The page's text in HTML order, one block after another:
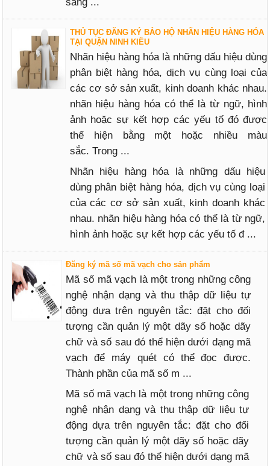
THỦ TỤC ĐĂNG KÝ BẢO HỘ NHÃN HIỆU HÀNG HÓA
TẠI QUẬN NINH KIỀU
Nhãn hiệu hàng hóa là những dấu hiệu dùng
phân biệt hàng hóa, dịch vụ cùng loại của
các cơ sở sản xuất, kinh doanh khác nhau.
nhãn hiệu hàng hóa có thể là từ ngữ, hình
ảnh hoặc sự kết hợp các yếu tố đó được
thể hiện bằng một hoặc nhiều màu
sắc. Trong ...
Nhãn hiệu hàng hóa là những dấu hiệu
dùng phân biệt hàng hóa, dịch vụ cùng loại
của các cơ sở sản xuất, kinh doanh khác
nhau. nhãn hiệu hàng hóa có thể là từ ngữ,
hình ảnh hoặc sự kết hợp các yếu tố đ ...
Đăng ký mã số mã vạch cho sản phẩm
Mã số mã vạch là một trong những công
nghệ nhận dạng và thu thập dữ liệu tự
động dựa trên nguyên tắc: đặt cho đối
tư­ợng cần quản lý một dãy số hoặc dãy
chữ và số sau đó thể hiện dư­ới dạng mã
vạch để máy quét có thể đọc đư­ợc.
Thành phần của mã số m ...
Mã số mã vạch là một trong những công
nghệ nhận dạng và thu thập dữ liệu tự
động dựa trên nguyên tắc: đặt cho đối
tư­ợng cần quản lý một dãy số hoặc dãy
chữ và số sau đó thể hiện dư­ới dạng mã